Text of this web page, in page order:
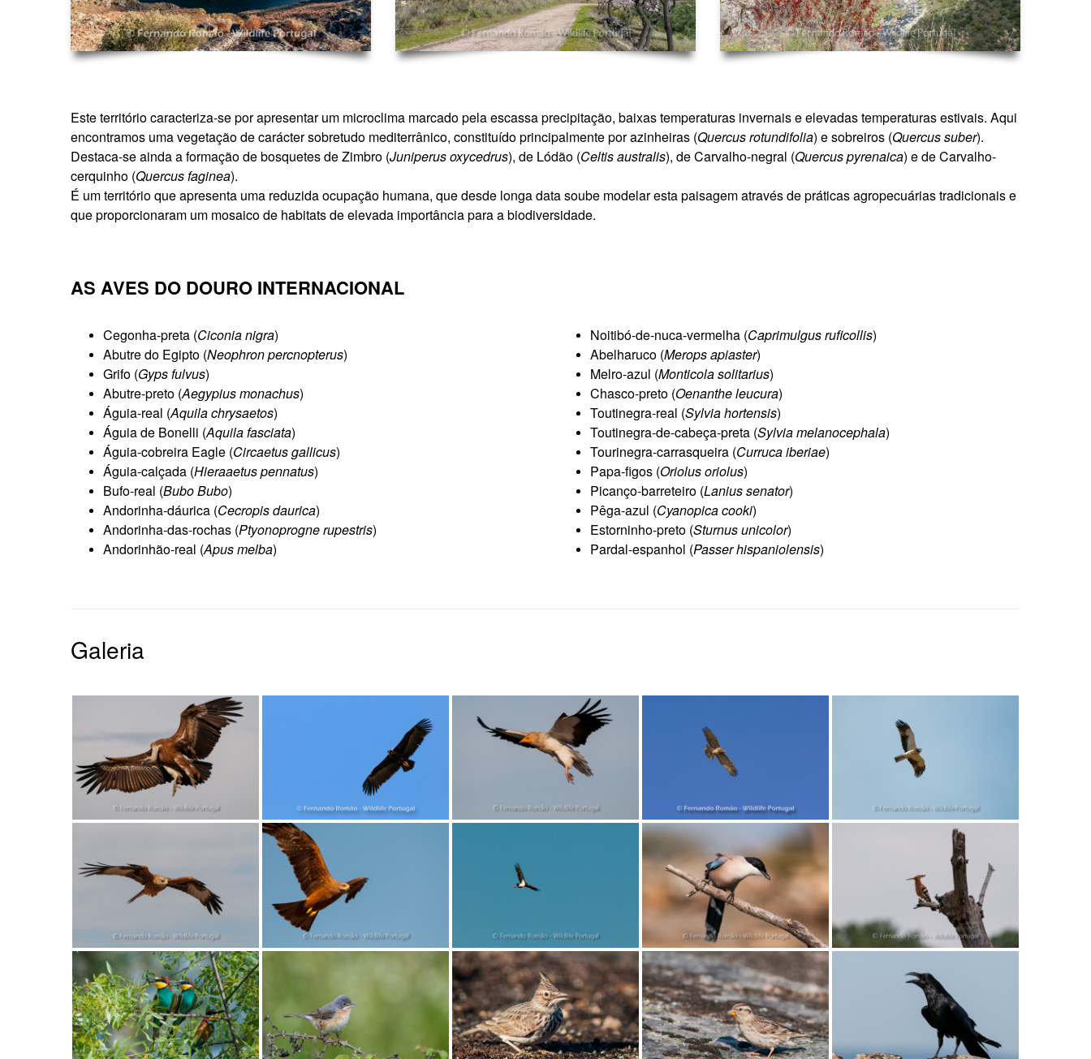
Este território caracteriza-se por apresentar um microclima marcado pela escassa precipitação, baixas temperaturas invernais e elevadas temperaturas estivais. Aqui
encontramos uma vegetação de carácter sobretudo mediterrânico, constituído principalmente por azinheiras (Quercus rotundifolia) e sobreiros (Quercus suber).
Destaca-se ainda a formação de bosquetes de Zimbro (Juniperus oxycedrus), de Lódão (Celtis australis), de Carvalho-negral (Quercus pyrenaica) e de Carvalho-
cerquinho (Quercus faginea).
É um território que apresenta uma reduzida ocupação humana, que desde longa data soube modelar esta paisagem através de práticas agropecuárias tradicionais e
que proporcionaram um mosaico de habitats de elevada importância para a biodiversidade.
AS AVES DO DOURO INTERNACIONAL
Cegonha-preta (Ciconia nigra)
Abutre do Egipto (Neophron percnopterus)
Grifo (Gyps fulvus)
Abutre-preto (Aegypius monachus)
Águia-real (Aquila chrysaetos)
Águia de Bonelli (Aquila fasciata)
Águia-cobreira Eagle (Circaetus gallicus)
Águia-calçada (Hieraaetus pennatus)
Bufo-real (Bubo Bubo)
Andorinha-dáurica (Cecropis daurica)
Andorinha-das-rochas (Ptyonoprogne rupestris)
Andorinhão-real (Apus melba)
Noitibó-de-nuca-vermelha (Caprimulgus ruficollis)
Abelharuco (Merops apiaster)
Melro-azul (Monticola solitarius)
Chasco-preto (Oenanthe leucura)
Toutinegra-real (Sylvia hortensis)
Toutinegra-de-cabeça-preta (Sylvia melanocephala)
Tourinegra-carrasqueira (Curruca iberiae)
Papa-figos (Oriolus oriolus)
Picanço-barreteiro (Lanius senator)
Pêga-azul (Cyanopica cooki)
Estorninho-preto (Sturnus unicolor)
Pardal-espanhol (Passer hispaniolensis)
Galeria